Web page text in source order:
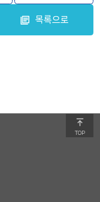
목록으로
TOP